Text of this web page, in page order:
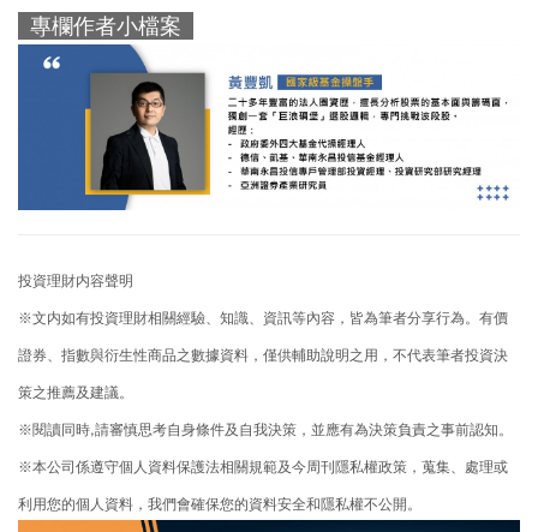
專欄作者小檔案
投資理財内容聲明
※文内如有投資理財相關經驗、知識、資訊等內容，皆為筆者分享行為。有價
證券、指數與衍生性商品之數據資料，僅供輔助說明之用，不代表筆者投資決
策之推薦及建議。
※閱讀同時,請審慎思考自身條件及自我決策，並應有為決策負責之事前認知。
※本公司係遵守個人資料保護法相關規範及今周刊隱私權政策，蒐集、處理或
利用您的個人資料，我們會確保您的資料安全和隱私權不公開。